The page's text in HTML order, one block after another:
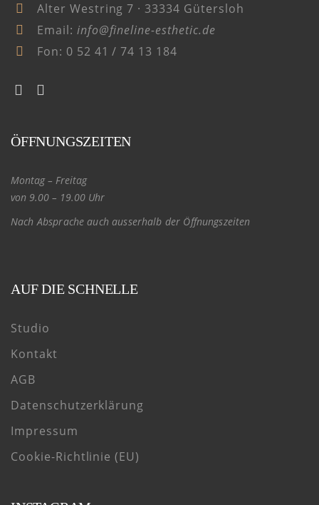
Alter Westring 7 · 33334 Gütersloh
Email: info@fineline-esthetic.de
Fon: 0 52 41 / 74 13 184
ÖFFNUNGSZEITEN
Montag – Freitag
von 9.00 – 19.00 Uhr
Nach Absprache auch ausserhalb der Öffnungszeiten
AUF DIE SCHNELLE
Studio
Kontakt
AGB
Datenschutzerklärung
Impressum
Cookie-Richtlinie (EU)